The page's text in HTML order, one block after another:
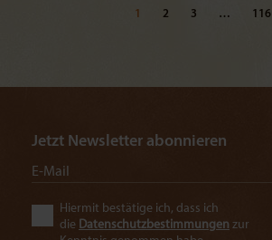
1 2 3 … 116
Jetzt Newsletter abonnieren
Hiermit bestätige ich, dass ich
die Datenschutzbestimmungen zur